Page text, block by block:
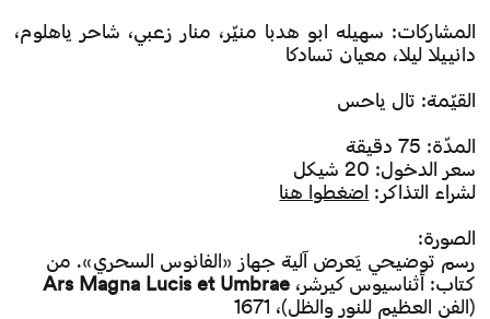
المشاركات: سهيله ابو هدبا منيّر، منار زعبي، شاحر ياهلوم،
دانييلا ليلا، معيان تسادكا
القيّمة: تال ياحس
المدّة: 75 دقيقة
سعر الدخول: 20 شيكل
لشراء التذاكر: اضغطوا هنا
الصورة:
رسم توضيحي يَعرض آلية جهاز «الفانوس السحري». من
كتاب: أثناسيوس كيرشر، Ars Magna Lucis et Umbrae
(الفن العظيم للنور والظل)، 1671